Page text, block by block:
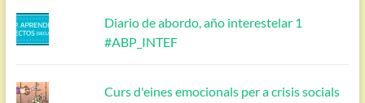
Diario de abordo, año interestelar 1
#ABP_INTEF
Curs d'eines emocionals per a crisis socials